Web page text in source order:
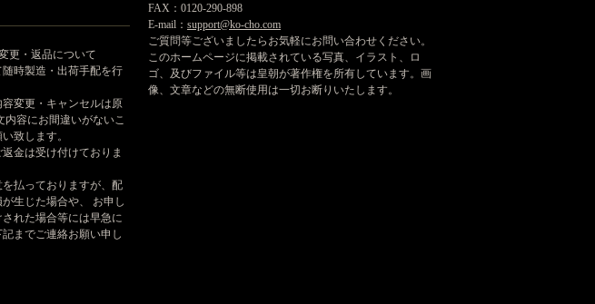
更・返品について
時製造・出荷手配を行
変更・キャンセルは原
容にお間違いがないこ
致します。
金は受け付けておりま
払っておりますが、配
生じた場合や、 お申し
れた場合等には早急に
までご連絡お願い申し
FAX：0120-290-898
E-mail： support@ko-cho.com
ご質問等ございましたらお気軽にお問い合わせください。
このホームページに掲載されている写真、イラスト、ロ
ゴ、及びファイル等は皇朝が著作権を所有しています。画
像、文章などの無断使用は一切お断りいたします。